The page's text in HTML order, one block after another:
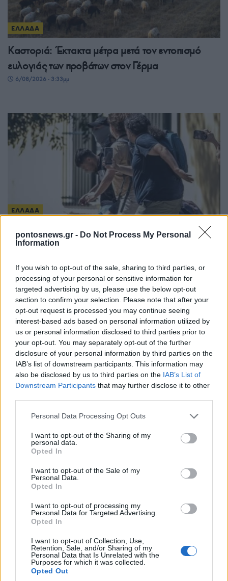
pontosnews.gr - Do Not Process My Personal
Information
If you wish to opt-out of the sale, sharing to third parties, or
processing of your personal or sensitive information for
targeted advertising by us, please use the below opt-out
section to confirm your selection. Please note that after your
opt-out request is processed you may continue seeing
interest-based ads based on personal information utilized by
us or personal information disclosed to third parties prior to
your opt-out. You may separately opt-out of the further
disclosure of your personal information by third parties on the
IAB’s list of downstream participants. This information may
also be disclosed by us to third parties on the IAB’s List of
Downstream Participants that may further disclose it to other
Please note that this website/app uses one or more Google
not limited to your visit or usage behaviour. You may click to
grant or deny consent to Google and its third-party tags to
use your data for below specified purposes in below Google
consent section.
Personal Data Processing Opt Outs
I want to opt-out of the Sharing of my
personal data.
Opted In
I want to opt-out of the Sale of my
Personal Data.
Opted In
I want to opt-out of processing my
Personal Data for Targeted Advertising.
Opted In
I want to opt-out of Collection, Use,
Retention, Sale, and/or Sharing of my
Personal Data that Is Unrelated with the
Purposes for which it was collected.
Opted Out
ΕΛΛΑΔΑ
Καστοριά: Έκτακτα μέτρα μετά τον εντοπισμό
ευλογιάς των προβάτων στον Γέρμα
6/08/2026 - 3:33μμ
ΕΛΛΑΔΑ
Προφυλακιστέος ο 26χρονος Αφγανός που
κατηγορείται για τον φόνο της 38χρονης
Βρετανίδας στην Κυψέλη
6/08/2026 - 3:08μμ
Ιός Δυτικού Νείλου: 65 κρούσματα έως σήμερα
στην Ελλάδα – Έξι θάνατοι και 23 νέα
6/08/2026 - 9:54πμ